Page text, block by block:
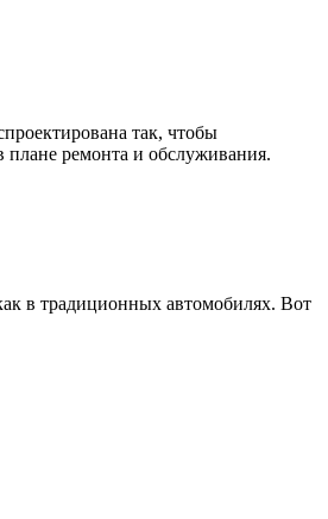
так, чтобы
ремонта и обслуживания.
в традиционных автомобилях. Вот